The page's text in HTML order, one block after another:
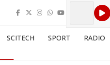
SCITECH SPORT RADIO